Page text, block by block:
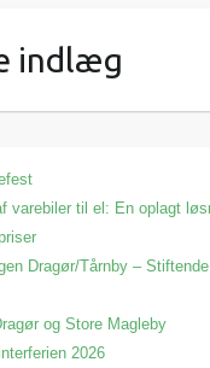
indlæg
varebiler til el: En oplagt
Dragør/Tårnby –
og Store Magleby
2026